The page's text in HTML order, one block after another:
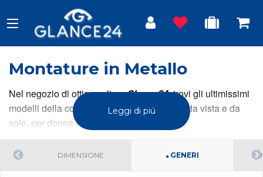
Montature in Metallo
Nel negozio di ottica online,Glance24, trovi gli ultimissimi
modelli della collezione occhiali in metallo da vista e da
sole, per donna e uomo.
Leggi di piú
DIMENSIONE GENERI